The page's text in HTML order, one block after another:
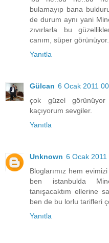
bulamayıp bana
de durum aynı yani
zıvırlarla bu
canım, süper
Yanıtla
Gülcan 6 Ocak 2011
çok güzel
kaçıyorum sevgiler.
Yanıtla
Unknown 6 Ocak 2011
Bloglarımız hem
ben istanbulda
tanışacaktım ellerine
ben de bu lorlu tarifleri
Yanıtla